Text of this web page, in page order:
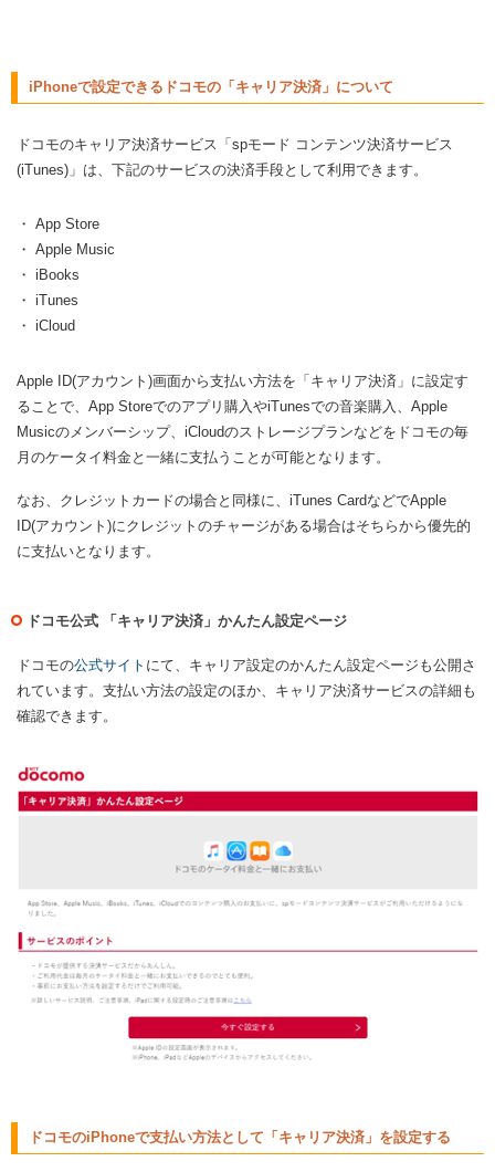
iPhoneで設定できるドコモの「キャリア決済」について
ドコモのキャリア決済サービス「spモード コンテンツ決済サービス
(iTunes)」は、下記のサービスの決済手段として利用できます。
・ App Store
・ Apple Music
・ iBooks
・ iTunes
・ iCloud
Apple ID(アカウント)画面から支払い方法を「キャリア決済」に設定す
ることで、App Storeでのアプリ購入やiTunesでの音楽購入、Apple
Musicのメンバーシップ、iCloudのストレージプランなどをドコモの毎
月のケータイ料金と一緒に支払うことが可能となります。
なお、クレジットカードの場合と同様に、iTunes CardなどでApple
ID(アカウント)にクレジットのチャージがある場合はそちらから優先的
に支払いとなります。
ドコモ公式 「キャリア決済」かんたん設定ページ
ドコモの公式サイト にて、キャリア設定のかんたん設定ページも公開さ
れています。支払い方法の設定のほか、キャリア決済サービスの詳細も
確認できます。
ドコモのiPhoneで支払い方法として「キャリア決済」を設定する